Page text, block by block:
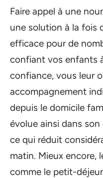
Faire appel à une
une solution à la fois
efficace pour de
confiant vos enfants
confiance, vous leur
accompagnement
depuis le domicile
évolue ainsi dans
ce qui réduit
matin. Mieux encore,
comme le petit-